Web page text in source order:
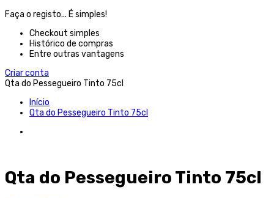
Faça o registo... É simples!
Checkout simples
Histórico de compras
Entre outras vantagens
Criar conta
Qta do Pessegueiro Tinto 75cl
Início
Qta do Pessegueiro Tinto 75cl
Qta do Pessegueiro Tinto 75cl